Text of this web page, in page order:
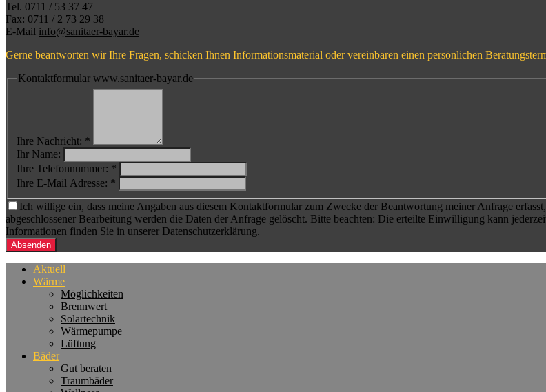
Tel. 0711 / 53 37 47
Fax: 0711 / 2 73 29 38
E-Mail info@sanitaer-bayar.de
Gerne beantworten wir Ihre Fragen, schicken Ihnen Informationsmaterial oder vereinbaren einen persönlichen
Kontaktformular www.sanitaer-bayar.de
Ihre Nachricht: *
Ihr Name:
Ihre Telefonnummer: *
Ihre E-Mail Adresse: *
Ich willige ein, dass meine Angaben aus diesem Kontaktformular zum Zwecke der Beantwortung meiner Anfrage
abgeschlossener Bearbeitung werden die Daten der Anfrage gelöscht. Bitte beachten: Die erteilte Einwilligung kann
Informationen finden Sie in unserer Datenschutzerklärung.
Aktuell
Wärme
Möglichkeiten
Brennwert
Solartechnik
Wärmepumpe
Lüftung
Bäder
Gut beraten
Traumbäder